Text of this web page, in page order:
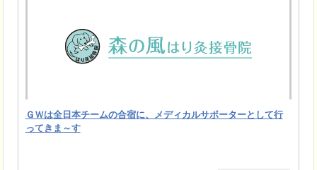
ＧＷは全日本チームの合宿に、メディカルサポーターとして行
ってきま～す